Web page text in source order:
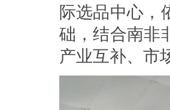
际选品中心，
础，结合南非
产业互补、市